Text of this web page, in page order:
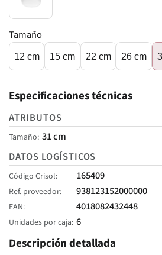
Tamaño
12 cm 15 cm 22 cm 26 cm
Especificaciones técnicas
ATRIBUTOS
Tamaño 31 cm
DATOS LOGÍSTICOS
Código Crisol 165409
Ref. proveedor 938123152000000
EAN 4018082432448
Unidades por caja 6
Descripción detallada